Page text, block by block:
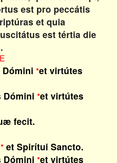
est pro peccátis
et quia
est tértia die
*et virtútes
Dómini *et virtútes
fecit.
*et Spirítui Sancto.
Dómini *et virtútes